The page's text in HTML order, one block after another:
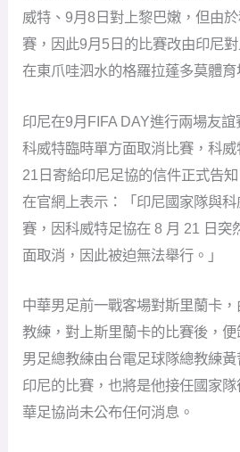
威特、9月8日對上黎巴嫩，但由
賽，因此9月5日的比賽改由印尼
在東爪哇泗水的格羅拉蓬多莫體育
印尼在9月FIFA DAY進行兩場友
科威特臨時單方面取消比賽，科威
21日寄給印尼足協的信件正式告
在官網上表示：「印尼國家隊與
賽，因科威特足協在 8 月 21 日突
面取消，因此被迫無法舉行。」
中華男足前一戰客場對斯里蘭卡
教練，對上斯里蘭卡的比賽後，
男足總教練由台電足球隊總教練
印尼的比賽，也將是他接任國家
華足協尚未公布任何消息。